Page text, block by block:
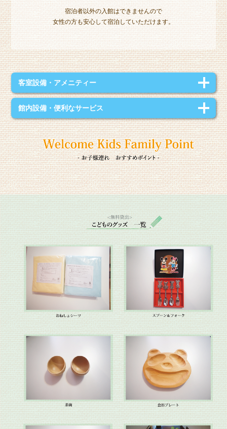
宿泊者以外の入館はできませんので
女性の方も安心して宿泊していただけます。
客室設備・アメニティー
ベット・ソファーベット・テーブル・クローゼット・バルコニー・エアコ
ン・ タブレット・冷蔵庫・電子レンジ・ヘアドライヤー・
電気ケトル・キ
ッチン用品・バスタブ・シャワー・タオル・シャンプー・ リンス・ボディ
ソープ・歯ブラシ・煙探知機
館内設備・便利なサービス
有料コインランドリー【洗濯/衣類乾燥機】
有料自転車レンタル・アイロン